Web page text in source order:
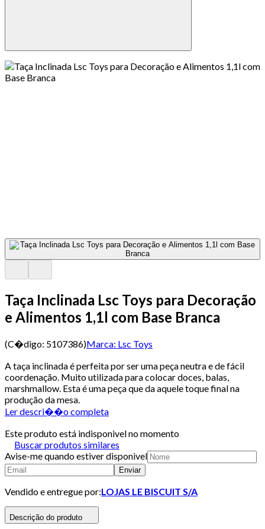
Taça Inclinada Lsc Toys para Decoração
e Alimentos 1,1l com Base Branca
(C�digo: 5107386)Marca: Lsc Toys
A taça inclinada é perfeita por ser uma peça neutra e de fácil
coordenação. Muito utilizada para colocar doces, balas,
marshmallow. Esta é uma peça que da aquele toque final na
produção da mesa.
Ler descri��o completa
Este produto está indisponivel no momento
Buscar produtos similares
Avise-me quando estiver disponivel
Enviar
Vendido e entregue por:LOJAS LE BISCUIT S/A
Descrição do produto